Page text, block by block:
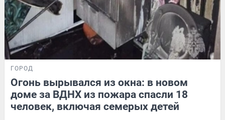
ГОРОД
Огонь вырывался из окна: в новом
доме за ВДНХ из пожара спасли 18
человек, включая семерых детей